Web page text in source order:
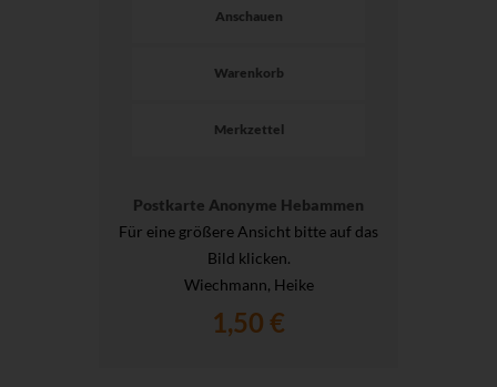
Anschauen
Warenkorb
Merkzettel
Postkarte Anonyme Hebammen
Für eine größere Ansicht bitte auf das
Bild klicken.
Wiechmann, Heike
1,50 €